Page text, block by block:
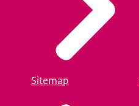
Sitemap